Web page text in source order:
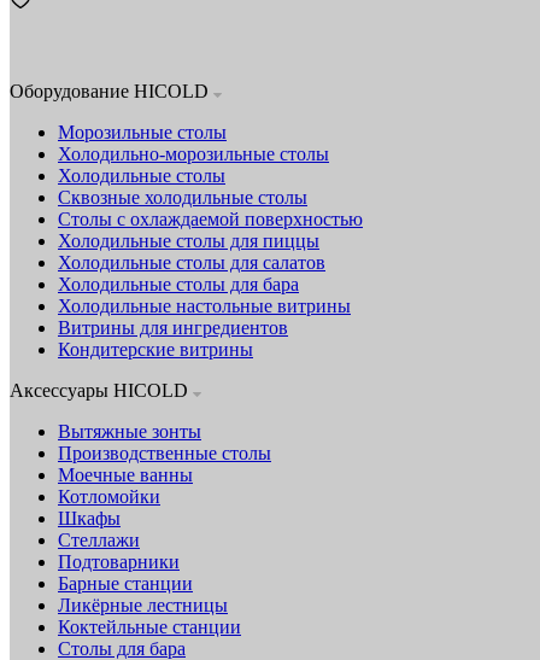
Оборудование HICOLD
Морозильные столы
Холодильно-морозильные столы
Холодильные столы
Сквозные холодильные столы
Столы с охлаждаемой поверхностью
Холодильные столы для пиццы
Холодильные столы для салатов
Холодильные столы для бара
Холодильные настольные витрины
Витрины для ингредиентов
Кондитерские витрины
Аксессуары HICOLD
Вытяжные зонты
Производственные столы
Моечные ванны
Котломойки
Шкафы
Стеллажи
Подтоварники
Барные станции
Ликёрные лестницы
Коктейльные станции
Столы для бара